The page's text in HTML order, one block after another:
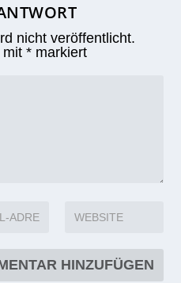
nicht veröffentlicht.
mit* markiert